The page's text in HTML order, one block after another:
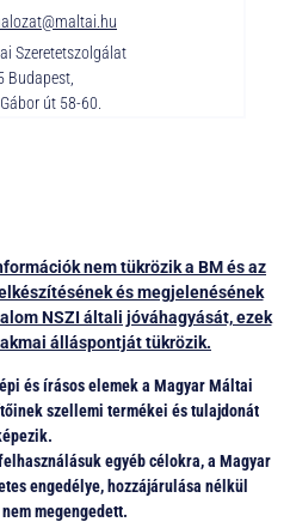
Szeretetszolgálat
Budapest,
út 58-60.
nem tükrözik a BM és az
és megjelenésének
NSZI általi jóváhagyását, ezek
álláspontját tükrözik.
és írásos elemek a Magyar Máltai
szellemi termékei és tulajdonát
egyéb célokra, a Magyar
engedélye, hozzájárulása nélkül
megengedett.